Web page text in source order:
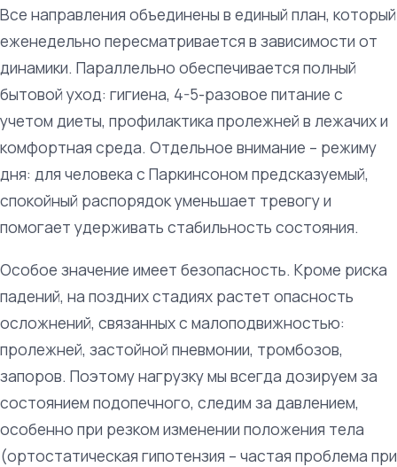
Все направления объединены в единый план, который
еженедельно пересматривается в зависимости от
динамики. Параллельно обеспечивается полный
бытовой уход: гигиена, 4-5-разовое питание с
учетом диеты, профилактика пролежней в лежачих и
комфортная среда. Отдельное внимание – режиму
дня: для человека с Паркинсоном предсказуемый,
спокойный распорядок уменьшает тревогу и
помогает удерживать стабильность состояния.
Особое значение имеет безопасность. Кроме риска
падений, на поздних стадиях растет опасность
осложнений, связанных с малоподвижностью:
пролежней, застойной пневмонии, тромбозов,
запоров. Поэтому нагрузку мы всегда дозируем за
состоянием подопечного, следим за давлением,
особенно при резком изменении положения тела
(ортостатическая гипотензия – частая проблема при